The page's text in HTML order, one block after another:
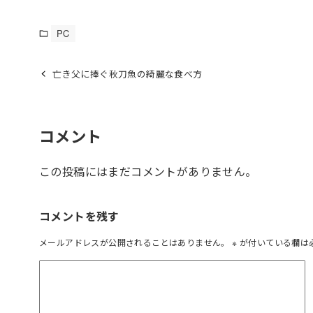
PC
亡き父に捧ぐ秋刀魚の綺麗な食べ方
コメント
この投稿にはまだコメントがありません。
コメントを残す
メールアドレスが公開されることはありません。 ※ が付いている欄は